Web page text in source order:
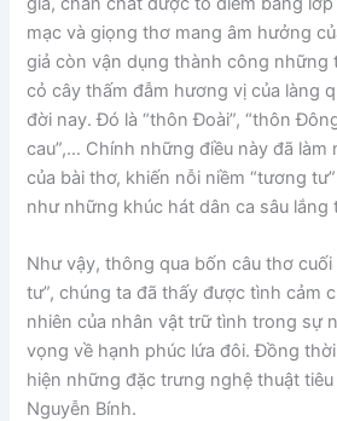
mạc và giọng thơ mang âm hưởng
giả còn vận dụng thành công những
cỏ cây thấm đẫm hương vị của làng
đời nay. Đó là “thôn Đoài”, “thôn
cau”,… Chính những điều này đã làm
của bài thơ, khiến nỗi niềm “tương
như những khúc hát dân ca sâu lắng
Như vậy, thông qua bốn câu thơ cuối
tư”, chúng ta đã thấy được tình cảm
nhiên của nhân vật trữ tình trong sự
vọng về hạnh phúc lứa đôi. Đồng
hiện những đặc trưng nghệ thuật
Nguyễn Bính.